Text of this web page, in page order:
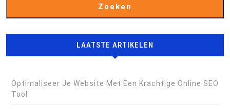
Zoeken
LAATSTE ARTIKELEN
Optimaliseer Je Website Met Een Krachtige Online SEO
Tool